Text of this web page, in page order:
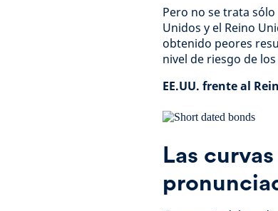
Pero no se trata
Unidos y el Reino
obtenido peores
nivel de riesgo de
EE.UU. frente al
Las